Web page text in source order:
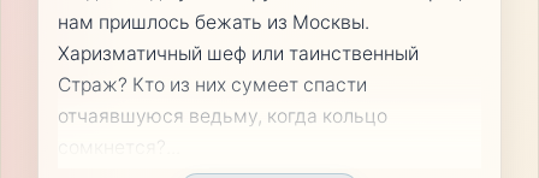
нам пришлось бежать из Москвы.
Харизматичный шеф или таинственный
Страж? Кто из них сумеет спасти
отчаявшуюся ведьму, когда кольцо